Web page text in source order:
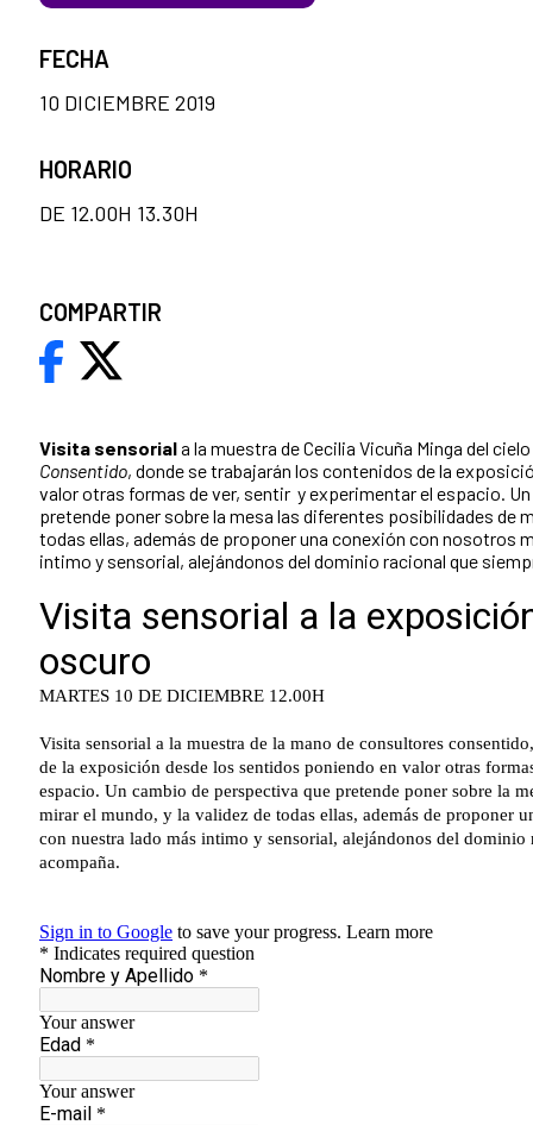
Visita sensoriala la muestra de Cecilia Vicuña Minga del
Consentido, donde se trabajarán los contenidos de la
valor otras formas de ver, sentir y experimentar el espacio.
pretende poner sobre la mesa las diferentes posibilidades de
todas ellas, además de proponer una conexión con nosotros
intimo y sensorial, alejándonos del dominio racional que
FECHA
10 DICIEMBRE 2019
HORARIO
DE 12.00H 13.30H
COMPARTIR